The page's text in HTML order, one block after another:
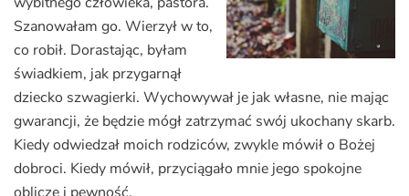
Szanowałam go. Wierzył w to,
co robił. Dorastając, byłam
świadkiem, jak przygarnął
dziecko szwagierki. Wychowywał je jak własne, nie mając
gwarancji, że będzie mógł zatrzymać swój ukochany skarb.
Kiedy odwiedzał moich rodziców, zwykle mówił o Bożej
dobroci. Kiedy mówił, przyciągało mnie jego spokojne